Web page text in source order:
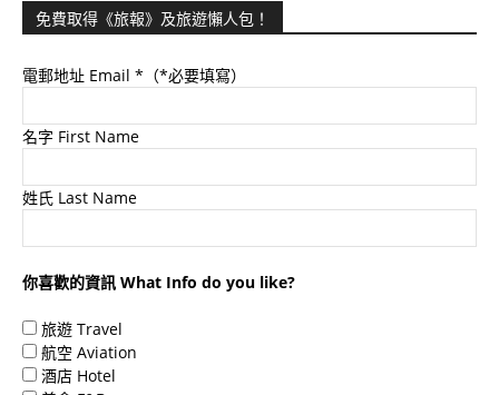
免費取得《旅報》及旅遊懶人包！
電郵地址 Email *（*必要填寫）
名字 First Name
姓氏 Last Name
你喜歡的資訊 What Info do you like?
旅遊 Travel
航空 Aviation
酒店 Hotel